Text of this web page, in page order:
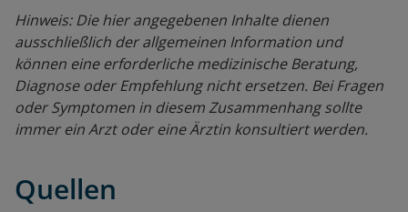
Hinweis: Die hier angegebenen Inhalte dienen
ausschließlich der allgemeinen Information und
können eine erforderliche medizinische Beratung,
Diagnose oder Empfehlung nicht ersetzen. Bei Fragen
oder Symptomen in diesem Zusammenhang sollte
immer ein Arzt oder eine Ärztin konsultiert werden.
Quellen